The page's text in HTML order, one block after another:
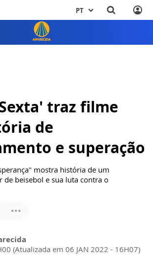
PT
traz filme
de
e superação
mostra história de um
de beisebol e sua luta contra o
(Atualizada em 06 JAN 2022 - 16H07)